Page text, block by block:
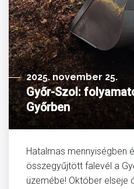
2025. november 25.
Győr-Szol:
Győrben
Hatalmas mennyiségben
összegyűjtött falevél a
üzemébe! Október elseje